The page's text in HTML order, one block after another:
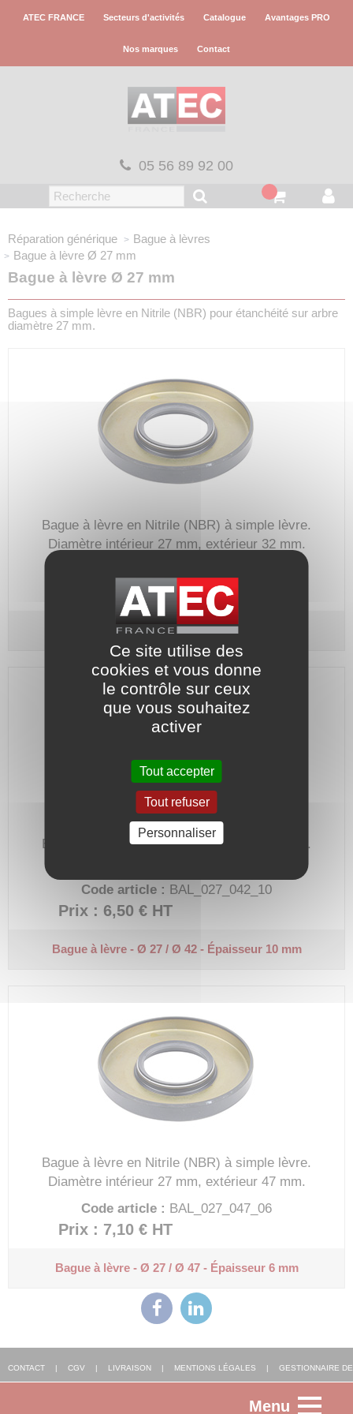
ATEC FRANCE Secteurs d'activités Catalogue Avantages PRO
Nos marques Contact
05 56 89 92 00
Menu
Réparation générique
Bague à lèvres
Bague à lèvre Ø 27 mm
Bague à lèvre Ø 27 mm
Bagues à simple lèvre en Nitrile (NBR) pour étanchéité sur arbre
diamètre 27 mm.
Bague à lèvre en Nitrile (NBR) à simple lèvre.
Diamètre intérieur 27 mm, extérieur 32 mm.
Prix : 5,70 € HT
Bague à lèvre - Ø 27 / Ø 37 - Épaisseur 7 mm
Bague à lèvre en Nitrile (NBR) à simple lèvre.
Code article : BAL_027_042_10
Prix : 6,50 € HT
Bague à lèvre - Ø 27 / Ø 42 - Épaisseur 10 mm
Bague à lèvre en Nitrile (NBR) à simple lèvre.
Diamètre intérieur 27 mm, extérieur 47 mm.
Code article : BAL_027_047_06
Prix : 7,10 € HT
Bague à lèvre - Ø 27 / Ø 47 - Épaisseur 6 mm
CONTACT | CGV | LIVRAISON | MENTIONS LÉGALES | GESTIONNAIRE DE
: FGP SOLUTIONS
Ce site utilise des
cookies et vous donne
le contrôle sur ceux
que vous souhaitez
activer
Tout accepter
Tout refuser
Personnaliser